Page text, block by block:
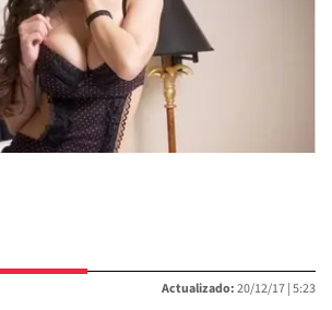
Actualizado:20/12/17 | 5:23